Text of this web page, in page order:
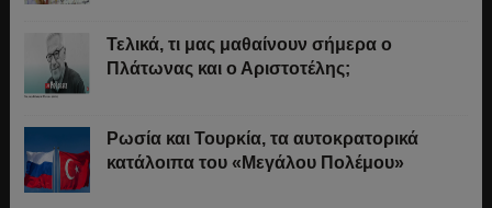
Τελικά, τι μας μαθαίνουν σήμερα ο
Πλάτωνας και ο Αριστοτέλης;
Ρωσία και Τουρκία, τα αυτοκρατορικά
κατάλοιπα του «Μεγάλου Πολέμου»